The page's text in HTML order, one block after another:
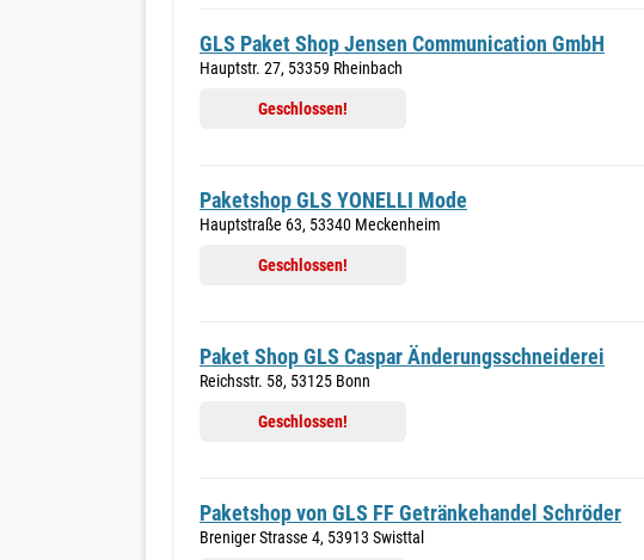
GLS Paket Shop Jensen Communication GmbH
Hauptstr. 27, 53359 Rheinbach
Geschlossen!
Paketshop GLS YONELLI Mode
Hauptstraße 63, 53340 Meckenheim
Geschlossen!
Paket Shop GLS Caspar Änderungsschneiderei
Reichsstr. 58, 53125 Bonn
Geschlossen!
Paketshop von GLS FF Getränkehandel Schröder
Breniger Strasse 4, 53913 Swisttal